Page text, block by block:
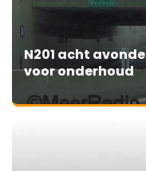
N201 acht
voor onderhoud